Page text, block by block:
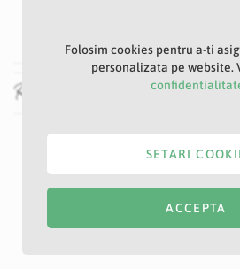
Recenzii
Folosim cookies pentru a-ti
personalizata pe website.
ACCEPTA
SETARI